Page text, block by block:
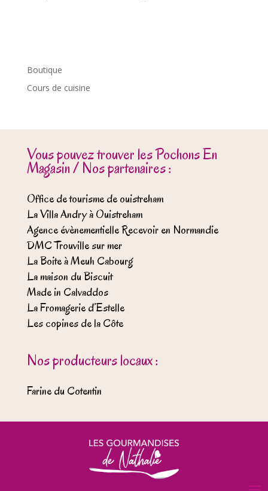
Boutique
Cours de cuisine
Vous pouvez trouver les Pochons En
Magasin / Nos partenaires :
Office de tourisme de ouistreham
La Villa Andry à Ouistreham
Agence évènementielle Recevoir en Normandie
DMC Trouville sur mer
La Boite à Meuh Cabourg
La maison du Biscuit
Made in Calvaddos
La Fromagerie d’Estelle
Les copines de la Côte
Nos producteurs locaux :
Farine du Cotentin